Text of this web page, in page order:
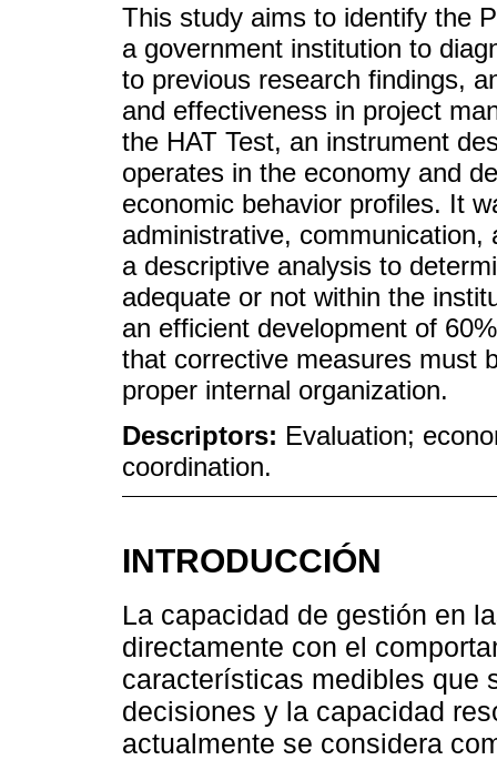
This study aims to identify the
a government institution to
to previous research findings,
and effectiveness in project
the HAT Test, an instrument
operates in the economy and
economic behavior profiles. It
administrative,
a descriptive analysis to
adequate or not within the
an efficient development of
that corrective measures must
proper internal organization.
Descriptors: Evaluation;
coordination.
INTRODUCCIÓN
La capacidad de gestión en
directamente con el
características medibles que
decisiones y la capacidad
actualmente se considera